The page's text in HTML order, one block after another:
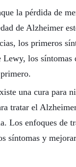
la pérdida de
de Alzheimer
los primeros
Lewy, los
una cura para
tratar el
Los enfoques de
síntomas y